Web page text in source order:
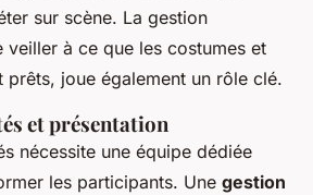
sur scène. La gestion
veiller à ce que les costumes et
prêts, joue également un rôle clé.
et présentation
nécessite une équipe dédiée
les participants. Une gestion